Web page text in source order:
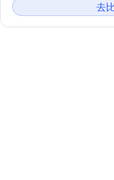
需求定制。平台支持无
技术和英国客户支持，
去